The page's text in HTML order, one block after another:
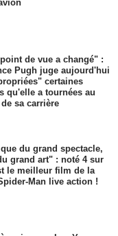
de vue a changé" :
Pugh juge aujourd'hui
certaines
qu'elle a tournées au
sa carrière
du grand spectacle,
grand art" : noté 4 sur
le meilleur film de la
Man live action !